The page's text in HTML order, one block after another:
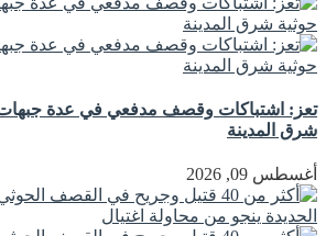
تعز: اشتباكات وقصف مدفعي في عدة
شرق المدينة
أغسطس 09, 2026